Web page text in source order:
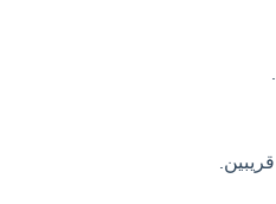
قريبين.